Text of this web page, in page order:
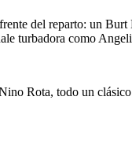
del reparto: un
turbadora como
Rota, todo un